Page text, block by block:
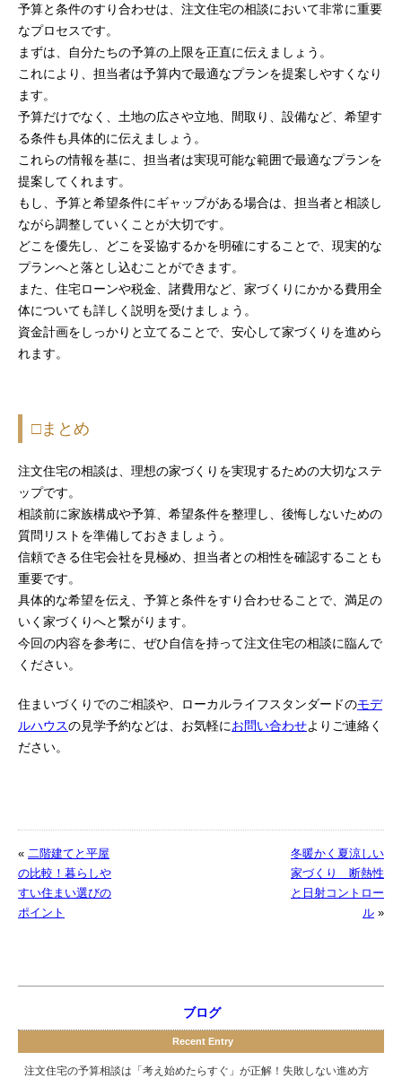
予算と条件のすり合わせは、注文住宅の相談において非常に重要
なプロセスです。
まずは、自分たちの予算の上限を正直に伝えましょう。
これにより、担当者は予算内で最適なプランを提案しやすくなり
ます。
予算だけでなく、土地の広さや立地、間取り、設備など、希望す
る条件も具体的に伝えましょう。
これらの情報を基に、担当者は実現可能な範囲で最適なプランを
提案してくれます。
もし、予算と希望条件にギャップがある場合は、担当者と相談し
ながら調整していくことが大切です。
どこを優先し、どこを妥協するかを明確にすることで、現実的な
プランへと落とし込むことができます。
また、住宅ローンや税金、諸費用など、家づくりにかかる費用全
体についても詳しく説明を受けましょう。
資金計画をしっかりと立てることで、安心して家づくりを進めら
れます。
□まとめ
注文住宅の相談は、理想の家づくりを実現するための大切なステ
ップです。
相談前に家族構成や予算、希望条件を整理し、後悔しないための
質問リストを準備しておきましょう。
信頼できる住宅会社を見極め、担当者との相性を確認することも
重要です。
具体的な希望を伝え、予算と条件をすり合わせることで、満足の
いく家づくりへと繋がります。
今回の内容を参考に、ぜひ自信を持って注文住宅の相談に臨んで
ください。
住まいづくりでのご相談や、ローカルライフスタンダードのモデ
ルハウスの見学予約などは、お気軽にお問い合わせよりご連絡く
ださい。
« 二階建てと平屋
の比較！暮らしや
すい住まい選びの
ポイント
冬暖かく夏涼しい
家づくり 断熱性
と日射コントロー
ル »
ブログ
Recent Entry
注文住宅の予算相談は「考え始めたらすぐ」が正解！失敗しない進め方